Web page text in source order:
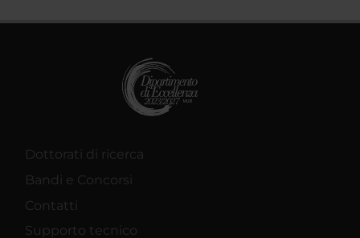
Dottorati di ricerca
Bandi e Concorsi
Contatti
Supporto tecnico